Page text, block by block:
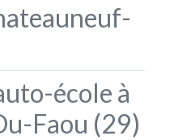
école à
Faou (29)